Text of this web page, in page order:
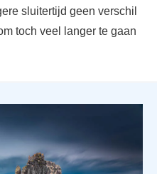
sluitertijd geen verschil
toch veel langer te gaan